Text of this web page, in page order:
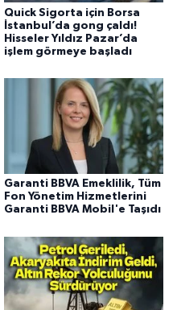
Quick Sigorta için Borsa
İstanbul’da gong çaldı!
Hisseler Yıldız Pazar’da
işlem görmeye başladı
Garanti BBVA Emeklilik, Tüm
Fon Yönetim Hizmetlerini
Garanti BBVA Mobil'e Taşıdı